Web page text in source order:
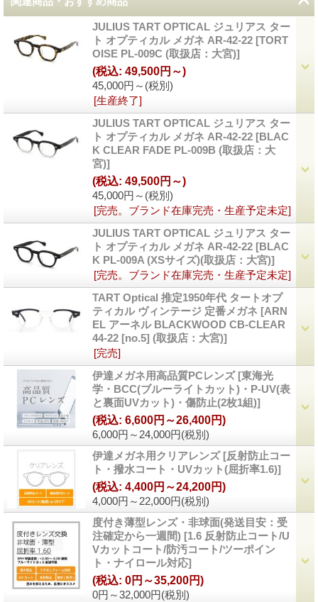
JULIUS TART OPTICAL ジュリアス ター
ト オプティカル メガネ AR-42-22 [TORT
OISE PL-009C (取扱店：大宮)]
45,000円～ (税別)
(税込: 49,500円～)
[生産終了]
JULIUS TART OPTICAL ジュリアス ター
ト オプティカル メガネ AR-42-22 [BLAC
K CLEAR FADE PL-009B (取扱店：大
宮)]
45,000円～ (税別)
(税込: 49,500円～)
[完売。ブランド在庫完売・生産予定未定]
JULIUS TART OPTICAL ジュリアス ター
ト オプティカル メガネ AR-42-22 [BLAC
K PL-009A (XSサイズ)(取扱店：大宮)]
[完売。ブランド在庫完売・生産予定未定]
TART Optical 推定1950年代 タートオプ
ティカル ヴィンテージ 定番メガネ [ARN
EL アーネル BLACKWOOD CB-CLEAR
44-22 [no.5] (取扱店：大宮)]
[完売]
伊達メガネ用高品質PCレンズ [東海光
学・BCC(ブルーライトカット)・P-UV(表
と裏面UVカット)・傷防止(2枚1組)]
6,000円～24,000円(税別)
(税込: 6,600円～26,400円)
伊達メガネ用クリアレンズ [反射防止コー
ト・撥水コート・UVカット(屈折率1.6)]
4,000円～22,000円(税別)
(税込: 4,400円～24,200円)
度付き薄型レンズ・非球面(発送目安：受
注確定から一週間) [1.6 反射防止コート/U
Vカットコート/防汚コート/ツーポイン
ト・ナイロール対応]
0円～32,000円(税別)
(税込: 0円～35,200円)